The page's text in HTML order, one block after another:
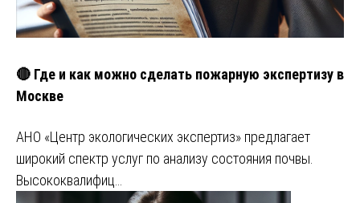
🔴 Где и как можно сделать пожарную экспертизу в
Москве
АНО «Центр экологических экспертиз» предлагает
широкий спектр услуг по анализу состояния почвы.
Высококвалифиц…